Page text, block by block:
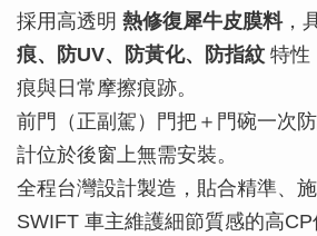
採用高透明 熱修復犀牛皮膜料，
痕、防UV、防黃化、防指紋 特性
痕與日常摩擦痕跡。
前門（正副駕）門把＋門碗一次
計位於後窗上無需安裝。
全程台灣設計製造，貼合精準、
SWIFT 車主維護細節質感的高CP